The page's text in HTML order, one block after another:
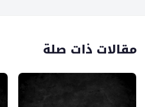
مقالات ذات صلة